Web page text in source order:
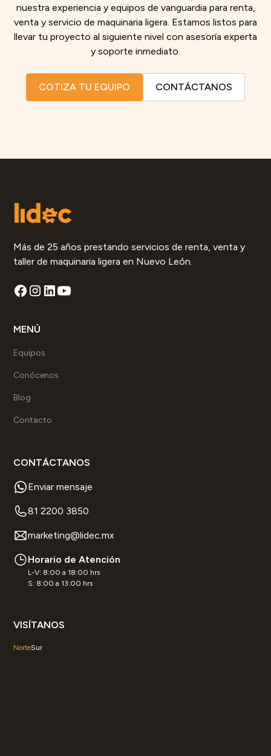
nuestra experiencia y equipos de vanguardia para renta,
venta y servicio de maquinaria ligera. Estamos listos para
llevar tu proyecto al siguiente nivel con asesoría experta
y soporte inmediato.
COTIZA TU EQUIPO CONTÁCTANOS
Más de 25 años prestando servicios de renta, venta y
taller de maquinaria ligera en Nuevo León.
MENÚ
Equipos
Conócenos
Blog
Contacto
CONTÁCTANOS
Enviar mensaje
81 2200 3850
marketing@lidec.mx
Horario de Atención
L-V: 8:00 a 18:00 hrs
S: 8:00 a 13:00 hrs
VISÍTANOS
NorteSur